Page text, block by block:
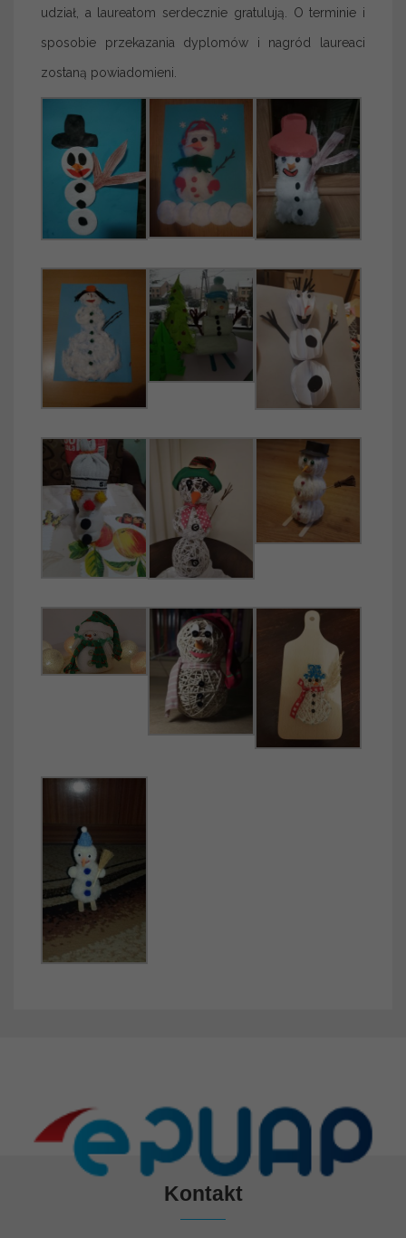
udział, a laureatom serdecznie gratulują. O terminie i
sposobie przekazania dyplomów i nagród laureaci
zostaną powiadomieni.
Kontakt